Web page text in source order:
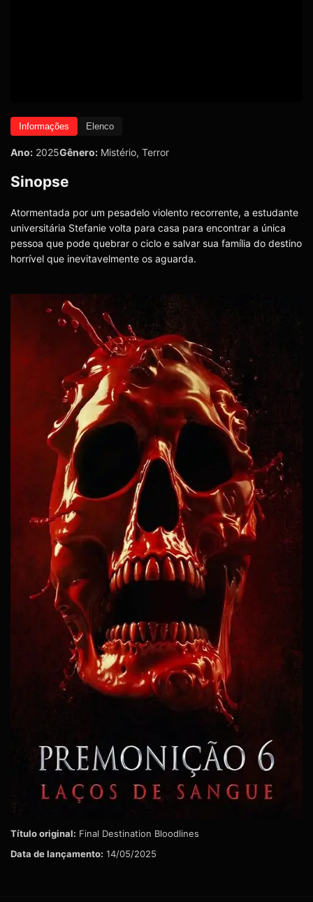
Informações Elenco
Ano: 2025Gênero: Mistério, Terror
Sinopse
Atormentada por um pesadelo violento recorrente, a estudante
universitária Stefanie volta para casa para encontrar a única
pessoa que pode quebrar o ciclo e salvar sua família do destino
horrível que inevitavelmente os aguarda.
Título original: Final Destination Bloodlines
Data de lançamento: 14/05/2025